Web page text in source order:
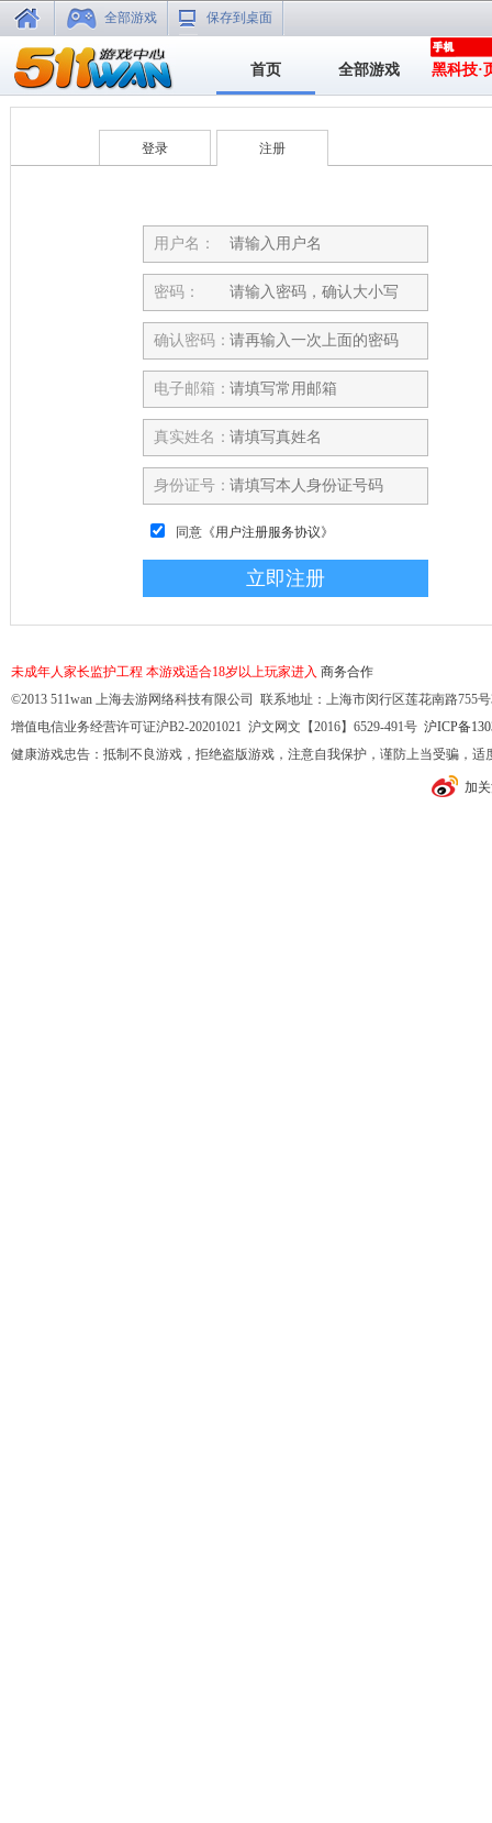
全部游戏 保存到桌面
首页 全部游戏 黑科技·
登录 注册
用户名：
密码：
确认密码：
电子邮箱：
真实姓名：
身份证号：
同意 《用户注册服务协议》
未成年人家长监护工程 本游戏适合18岁以上玩家进入 商务合作
©2013 511wan 上海去游网络科技有限公司 联系地址：上海市闵行区莲花南路755
增值电信业务经营许可证沪B2-20201021 沪文网文【2016】6529-491号 沪ICP备
健康游戏忠告：抵制不良游戏，拒绝盗版游戏，注意自我保护，谨防上当受骗，
加